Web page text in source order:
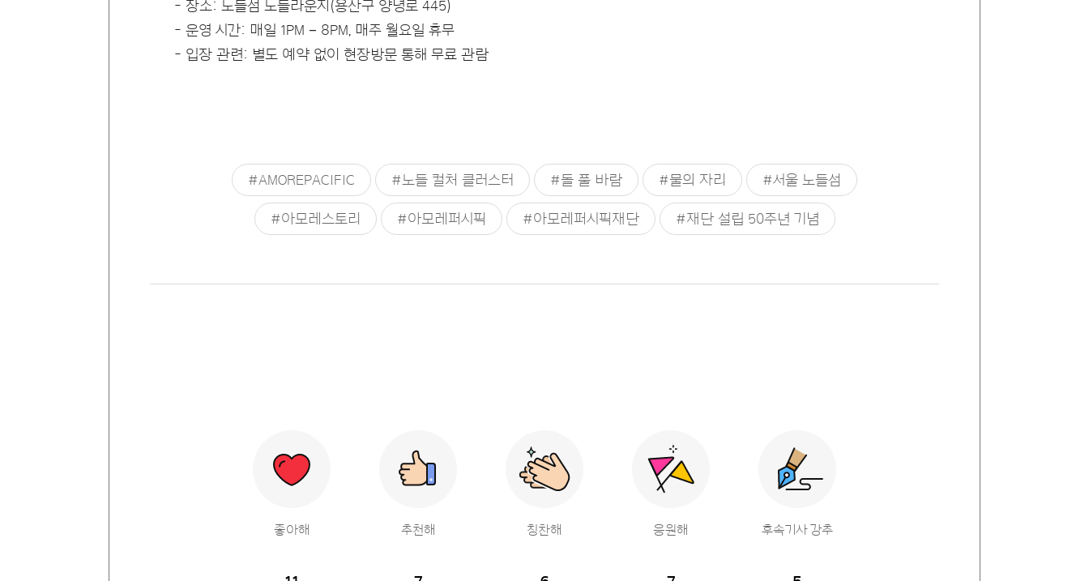
- 장소: 노들섬 노들라운지(용산구 양녕로 445)
- 운영 시간: 매일 1PM – 8PM, 매주 월요일 휴무
- 입장 관련: 별도 예약 없이 현장방문 통해 무료 관람
#AMOREPACIFIC #노들 컬처 클러스터 #돌 풀 바람 #물의 자리 #서울 노들섬
#아모레스토리 #아모레퍼시픽 #아모레퍼시픽재단 #재단 설립 50주년 기념
좋아해 추천해 칭찬해 응원해 후속기사 강추